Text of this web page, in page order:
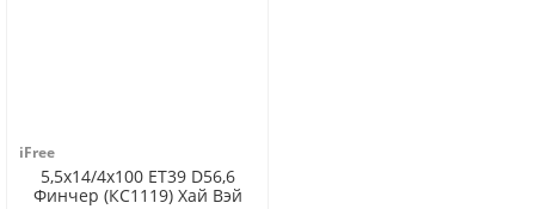
iFree
5,5x14/4x100 ET39 D56,6
Финчер (КС1119) Хай Вэй